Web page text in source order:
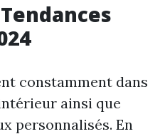
constamment dans
ainsi que
personnalisés. En